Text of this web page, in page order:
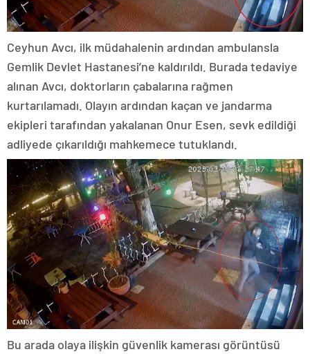
Ceyhun Avcı, ilk müdahalenin ardından ambulansla
Gemlik Devlet Hastanesi’ne kaldırıldı. Burada tedaviye
alınan Avcı, doktorların çabalarına rağmen
kurtarılamadı. Olayın ardından kaçan ve jandarma
ekipleri tarafından yakalanan Onur Esen, sevk edildiği
adliyede çıkarıldığı mahkemece tutuklandı.
Bu arada olaya ilişkin güvenlik kamerası görüntüsü